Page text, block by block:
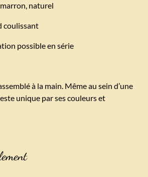
naturel
coulissant
possible en série
à la main. Même au sein d’une
unique par ses couleurs et